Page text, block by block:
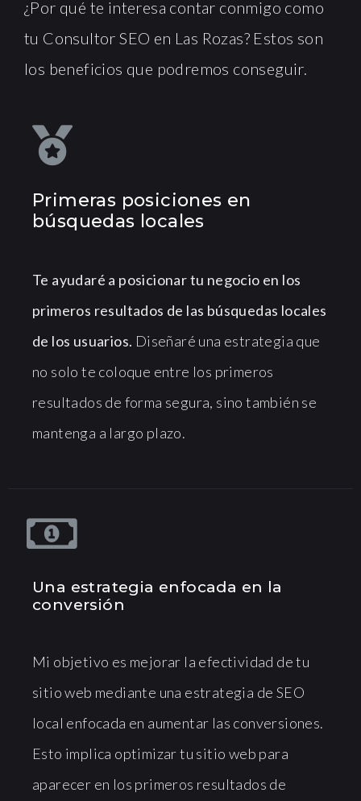
¿Por qué te interesa contar conmigo como
tu Consultor SEO en Las Rozas? Estos son
los beneficios que podremos conseguir.
Primeras posiciones en
búsquedas locales
Te ayudaré a posicionar tu negocio en los
primeros resultados de las búsquedas locales
de los usuarios. Diseñaré una estrategia que
no solo te coloque entre los primeros
resultados de forma segura, sino también se
mantenga a largo plazo.
Una estrategia enfocada en la
conversión
Mi objetivo es mejorar la efectividad de tu
sitio web mediante una estrategia de SEO
local enfocada en aumentar las conversiones.
Esto implica optimizar tu sitio web para
aparecer en los primeros resultados de